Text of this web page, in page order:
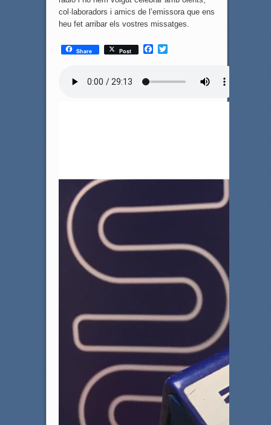
col·laboradors i amics de l’emissora que ens
heu fet arribar els vostres missatges.
Share Post
F
T